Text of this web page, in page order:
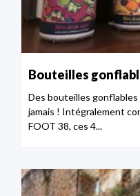
Bouteilles
Des bouteilles
jamais ! Intégralement
FOOT 38, ces 4...